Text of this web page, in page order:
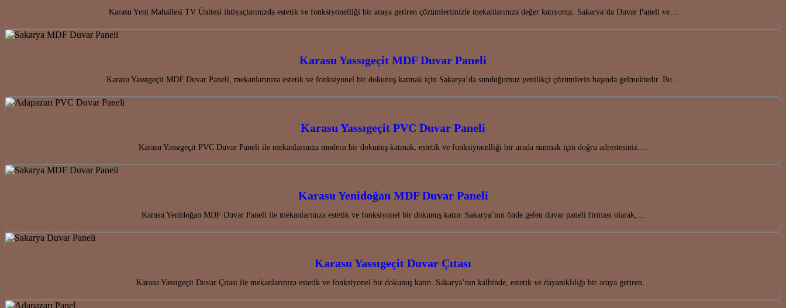
Karasu Yeni Mahallesi TV Ünitesi ihtiyaçlarınızda estetik ve fonksiyonelliği bir araya getiren çözümlerimizle mekanlarınıza değer katıyoruz. Sakarya’da Duvar Paneli ve…
Karasu Yassıgeçit MDF Duvar Paneli
Karasu Yassıgeçit MDF Duvar Paneli, mekanlarınıza estetik ve fonksiyonel bir dokunuş katmak için Sakarya’da sunduğumuz yenilikçi çözümlerin başında gelmektedir. Bu…
Karasu Yassıgeçit PVC Duvar Paneli
Karasu Yassıgeçit PVC Duvar Paneli ile mekanlarınıza modern bir dokunuş katmak, estetik ve fonksiyonelliği bir arada sunmak için doğru adrestesiniz.…
Karasu Yenidoğan MDF Duvar Paneli
Karasu Yenidoğan MDF Duvar Paneli ile mekanlarınıza estetik ve fonksiyonel bir dokunuş katın. Sakarya’nın önde gelen duvar paneli firması olarak,…
Karasu Yassıgeçit Duvar Çıtası
Karasu Yassıgeçit Duvar Çıtası ile mekanlarınıza estetik ve fonksiyonel bir dokunuş katın. Sakarya’nın kalbinde, estetik ve dayanıklılığı bir araya getiren…